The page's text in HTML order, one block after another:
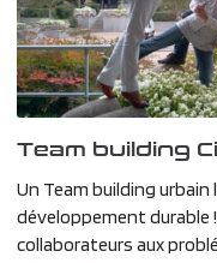
Team building
Un Team building
développement durable
collaborateurs aux